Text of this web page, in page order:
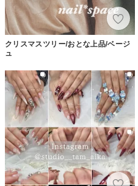
クリスマスツリー/おとな上品/ベージ
ュ